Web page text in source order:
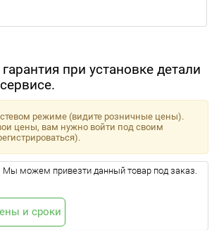
при установке детали
режиме (видите розничные цены).
цены, вам нужно войти под своим
Мы можем привезти данный товар под заказ.
и сроки